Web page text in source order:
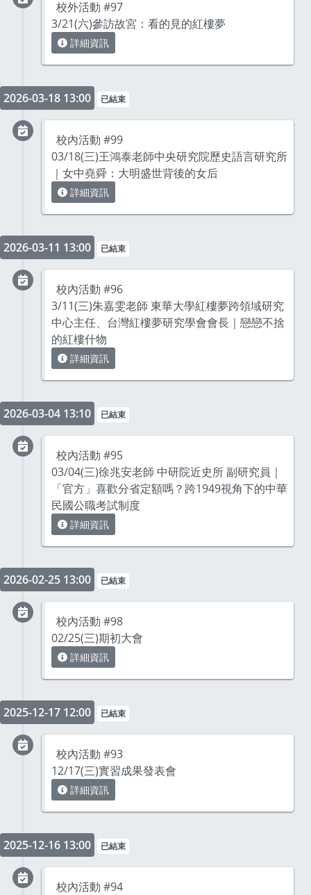
校外活動 #97
3/21(六)參訪故宮：看的見的紅樓夢
詳細資訊
2026-03-18 13:00 已結束
校內活動 #99
03/18(三)王鴻泰老師中央研究院歷史語言研究所
｜女中堯舜：大明盛世背後的女后
詳細資訊
2026-03-11 13:00 已結束
校內活動 #96
3/11(三)朱嘉雯老師 東華大學紅樓夢跨領域研究
中心主任、台灣紅樓夢研究學會會長｜戀戀不捨
的紅樓什物
詳細資訊
2026-03-04 13:10 已結束
校內活動 #95
03/04(三)徐兆安老師 中研院近史所 副研究員｜
「官方」喜歡分省定額嗎？跨1949視角下的中華
民國公職考試制度
詳細資訊
2026-02-25 13:00 已結束
校內活動 #98
02/25(三)期初大會
詳細資訊
2025-12-17 12:00 已結束
校內活動 #93
12/17(三)實習成果發表會
詳細資訊
2025-12-16 13:00 已結束
校內活動 #94